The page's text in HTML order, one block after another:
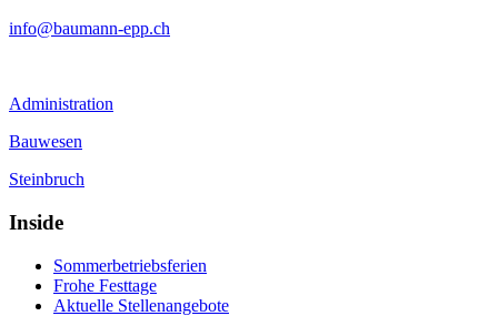
info@baumann-epp.ch
Administration
Bauwesen
Steinbruch
Inside
Sommerbetriebsferien
Frohe Festtage
Aktuelle Stellenangebote